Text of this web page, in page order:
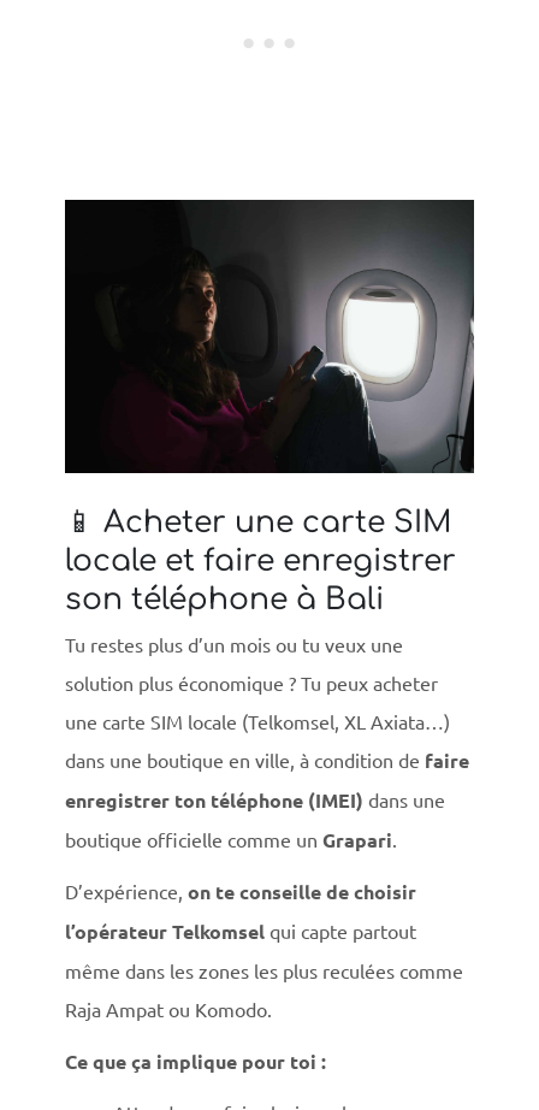
📱 Acheter une carte SIM
locale et faire enregistrer
son téléphone à Bali
Tu restes plus d’un mois ou tu veux une
solution plus économique ? Tu peux acheter
une carte SIM locale (Telkomsel, XL Axiata…)
dans une boutique en ville, à condition de faire
enregistrer ton téléphone (IMEI) dans une
boutique officielle comme un Grapari
D’expérience, on te conseille de choisir
l’opérateur Telkomsel qui capte partout
même dans les zones les plus reculées comme
Raja Ampat ou Komodo.
Ce que ça implique pour toi :